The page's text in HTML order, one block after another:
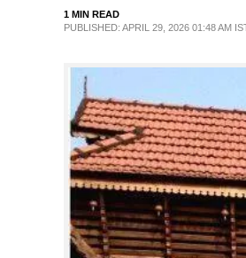
CASE DIARY
LIFESTYLE
1 MIN READ
PUBLISHED: APRIL 29, 2026 01:48 AM